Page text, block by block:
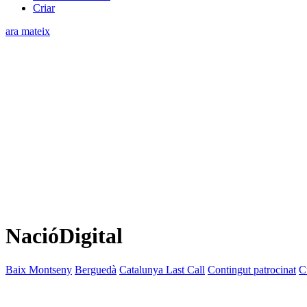
Criar
ara mateix
NacióDigital
Baix Montseny Berguedà Catalunya Last Call Contingut patrocinat